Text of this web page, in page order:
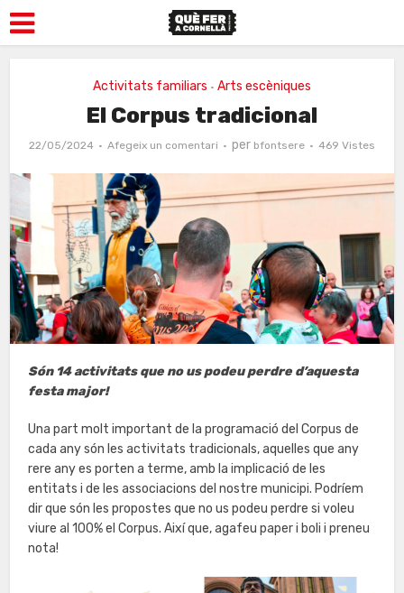
Activitats familiars • Arts escèniques
El Corpus tradicional
22/05/2024 Afegeix un comentari per bfontsere 469 Vistes
Són 14 activitats que no us podeu perdre d’aquesta
festa major!
Una part molt important de la programació del Corpus de
cada any són les activitats tradicionals, aquelles que any
rere any es porten a terme, amb la implicació de les
entitats i de les associacions del nostre municipi. Podríem
dir que són les propostes que no us podeu perdre si voleu
viure al 100% el Corpus. Així que, agafeu paper i boli i preneu
nota!